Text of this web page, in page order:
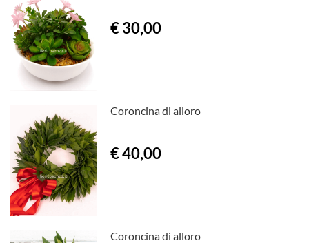
€ 30,00
Coroncina di alloro
€ 40,00
Coroncina di alloro